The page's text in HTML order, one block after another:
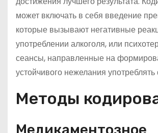
может включать в себя введение
которые вызывают негативные
употреблении алкоголя, или
сеансы, направленные на
устойчивого нежелания употреблять
Методы
Медикаментозное